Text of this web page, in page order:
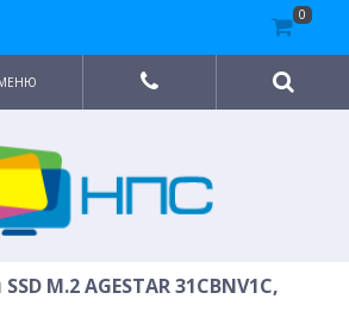
M.2 AGESTAR 31CBNV1C,
0